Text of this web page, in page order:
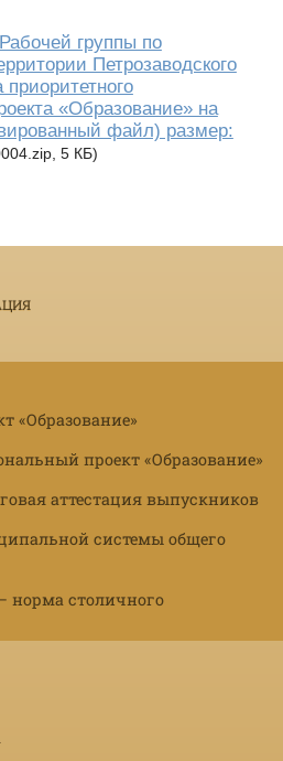
группы по
Петрозаводского
приоритетного
«Образование» на
файл) размер:
5 КБ)
«Образование»
проект «Образование»
аттестация выпускников
системы общего
норма столичного